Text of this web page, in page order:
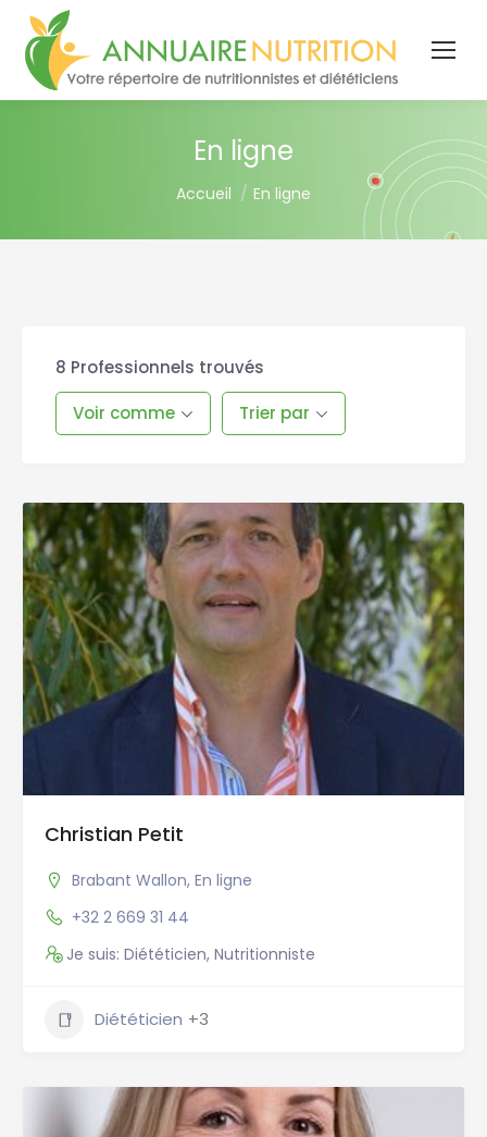
En ligne
You are here:
Accueil En ligne
8 Professionnels trouvés
Voir comme
Trier par
Christian Petit
Brabant Wallon, En ligne
+32 2 669 31 44
Je suis: Diététicien, Nutritionniste
Diététicien +3